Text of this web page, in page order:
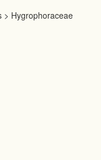
> Hygrophoraceae